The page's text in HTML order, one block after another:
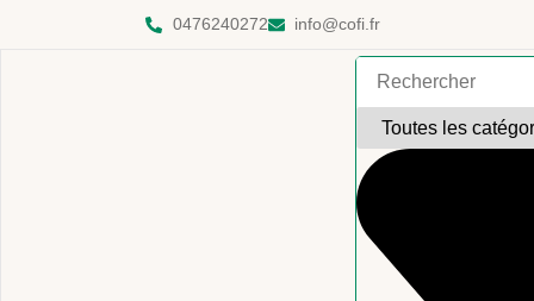
0476240272 info@cofi.fr